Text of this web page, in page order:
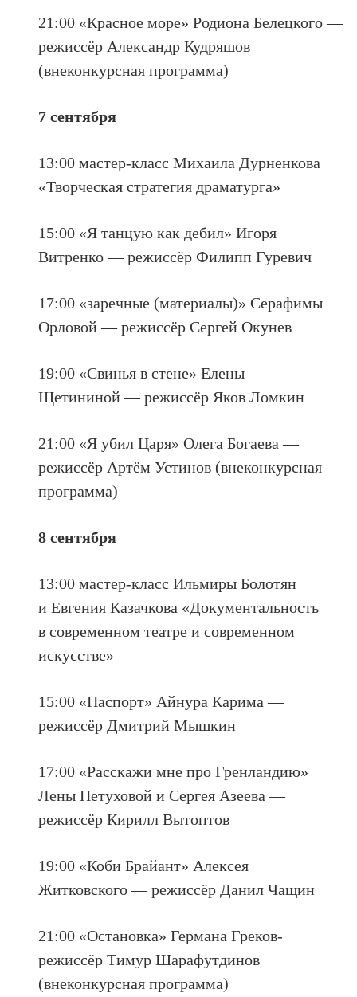
21:00 «Красное море» Родиона Белецкого —
режиссёр Александр Кудряшов
(внеконкурсная программа)
7 сентября
13:00 мастер-класс Михаила Дурненкова
«Творческая стратегия драматурга»
15:00 «Я танцую как дебил» Игоря
Витренко — режиссёр Филипп Гуревич
17:00 «заречные (материалы)» Серафимы
Орловой — режиссёр Сергей Окунев
19:00 «Свинья в стене» Елены
Щетининой — режиссёр Яков Ломкин
21:00 «Я убил Царя» Олега Богаева —
режиссёр Артём Устинов (внеконкурсная
программа)
8 сентября
13:00 мастер-класс Ильмиры Болотян
и Евгения Казачкова «Документальность
в современном театре и современном
искусстве»
15:00 «Паспорт» Айнура Карима —
режиссёр Дмитрий Мышкин
17:00 «Расскажи мне про Гренландию»
Лены Петуховой и Сергея Азеева —
режиссёр Кирилл Вытоптов
19:00 «Коби Брайант» Алексея
Житковского — режиссёр Данил Чащин
21:00 «Остановка» Германа Греков-
режиссёр Тимур Шарафутдинов
(внеконкурсная программа)